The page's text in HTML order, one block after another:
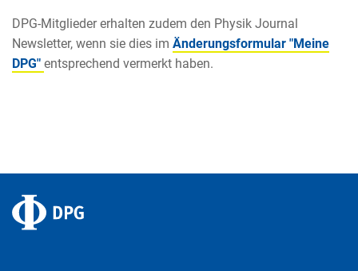
DPG-Mitglieder erhalten zudem den Physik Journal
Newsletter, wenn sie dies im Änderungsformular "Meine
DPG" entsprechend vermerkt haben.